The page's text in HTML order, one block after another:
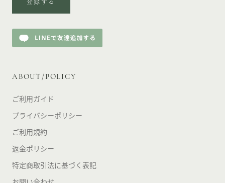
登録する
ABOUT/POLICY
ご利用ガイド
プライバシーポリシー
ご利用規約
返金ポリシー
特定商取引法に基づく表記